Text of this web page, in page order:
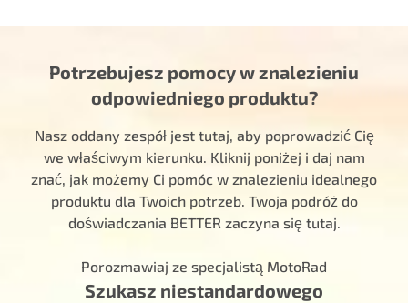
Potrzebujesz pomocy w znalezieniu
odpowiedniego produktu?
Nasz oddany zespół jest tutaj, aby poprowadzić Cię
we właściwym kierunku. Kliknij poniżej i daj nam
znać, jak możemy Ci pomóc w znalezieniu idealnego
produktu dla Twoich potrzeb. Twoja podróż do
doświadczania BETTER zaczyna się tutaj.
Porozmawiaj ze specjalistą MotoRad
Szukasz niestandardowego